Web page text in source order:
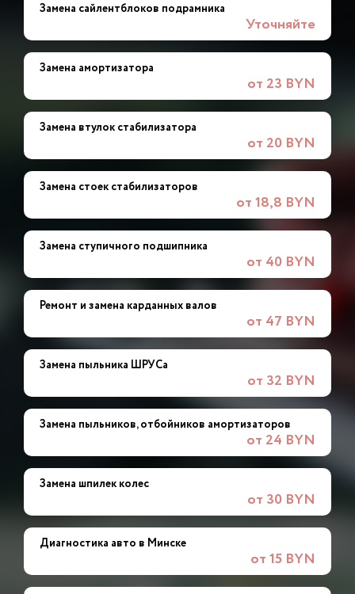
Замена сайлентблоков подрамника
Уточняйте
Замена амортизатора
от 23 BYN
Замена втулок стабилизатора
от 20 BYN
Замена стоек стабилизаторов
от 18,8 BYN
Замена ступичного подшипника
от 40 BYN
Ремонт и замена карданных валов
от 47 BYN
Замена пыльника ШРУСа
от 32 BYN
Замена пыльников, отбойников амортизаторов
от 24 BYN
Замена шпилек колес
от 30 BYN
Диагностика авто в Минске
от 15 BYN